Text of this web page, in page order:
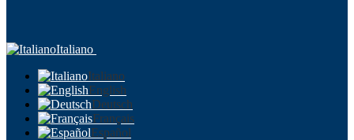
Italiano
Italiano
English
Deutsch
Français
Español